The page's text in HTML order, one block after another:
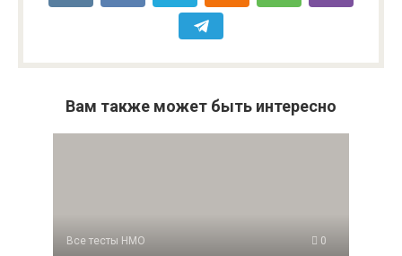
Вам также может быть интересно
Все тесты НМО 0